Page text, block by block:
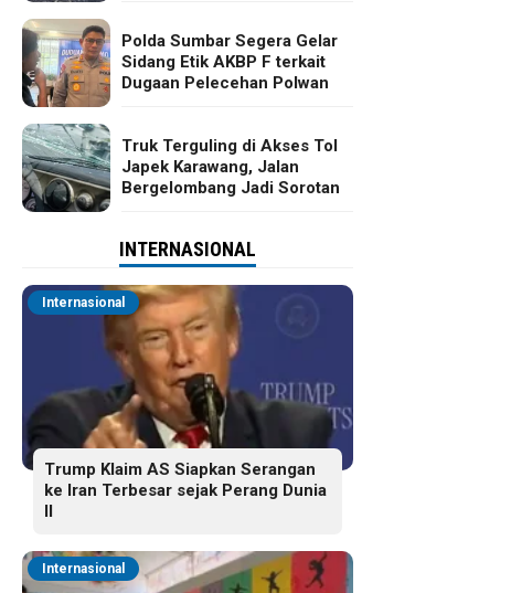
Polda Sumbar Segera Gelar
Sidang Etik AKBP F terkait
Dugaan Pelecehan Polwan
Truk Terguling di Akses Tol
Japek Karawang, Jalan
Bergelombang Jadi Sorotan
INTERNASIONAL
Internasional
Trump Klaim AS Siapkan Serangan
ke Iran Terbesar sejak Perang Dunia
II
Internasional